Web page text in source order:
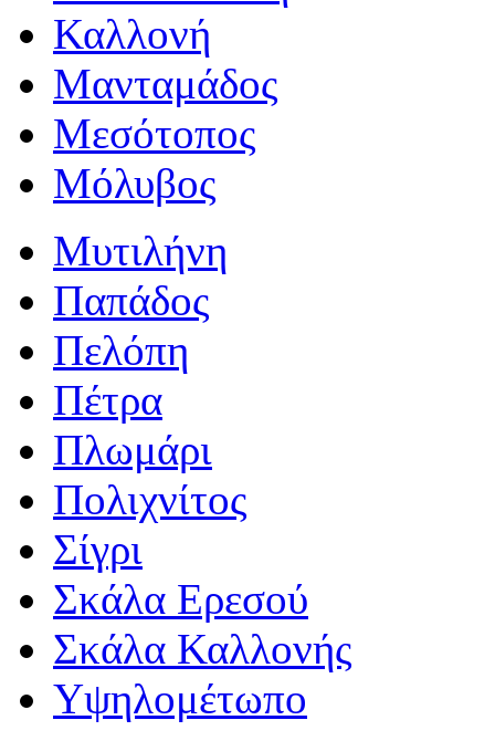
Καλλονή
Μανταμάδος
Μεσότοπος
Μόλυβος
Μυτιλήνη
Παπάδος
Πελόπη
Πέτρα
Πλωμάρι
Πολιχνίτος
Σίγρι
Σκάλα Ερεσού
Σκάλα Καλλονής
Υψηλομέτωπο